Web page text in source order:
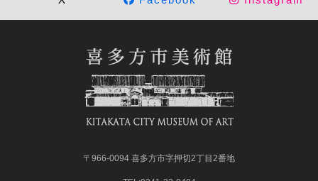
〒966-0094 喜多方市字押切2丁目2番地